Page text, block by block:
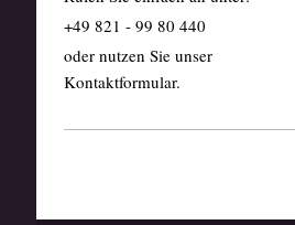
+49 821 - 99 80 440
oder nutzen Sie unser
Kontaktformular.